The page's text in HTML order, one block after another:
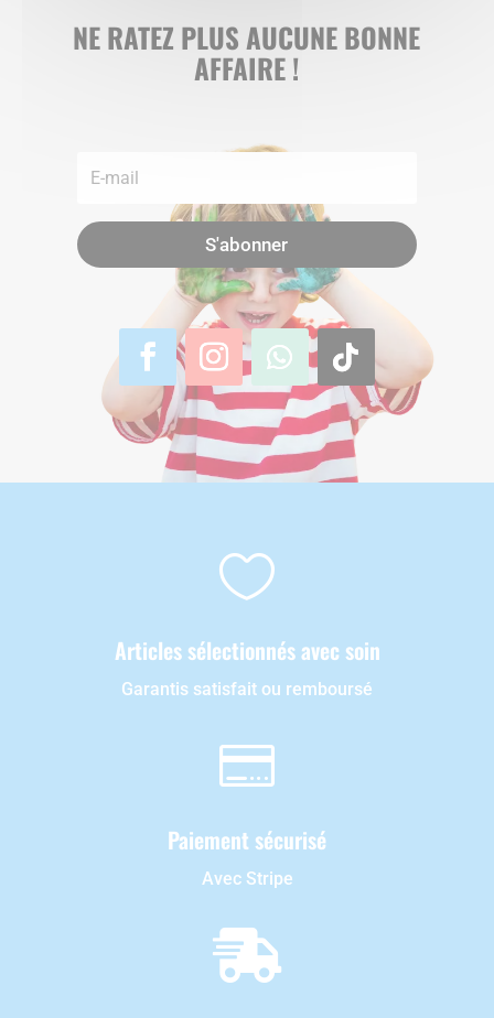
NE RATEZ PLUS AUCUNE BONNE
AFFAIRE !
S'abonner

Articles sélectionnés avec soin
Garantis satisfait ou remboursé

Paiement sécurisé
Avec Stripe
